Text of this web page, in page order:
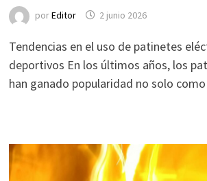
porEditor 2 junio 2026
Tendencias en el uso de patinetes
deportivos En los últimos años, los
han ganado popularidad no solo